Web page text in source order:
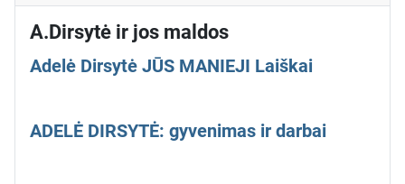
A.Dirsytė ir jos maldos
Adelė Dirsytė JŪS MANIEJI Laiškai
ADELĖ DIRSYTĖ: gyvenimas ir darbai